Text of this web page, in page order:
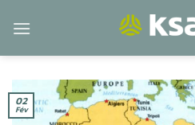
02
Fév